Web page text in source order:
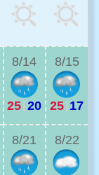
8/14
25 20
8/15
25 17
8/21 8/22